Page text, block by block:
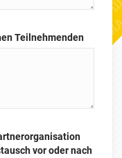
Teilnehmenden
vor oder nach